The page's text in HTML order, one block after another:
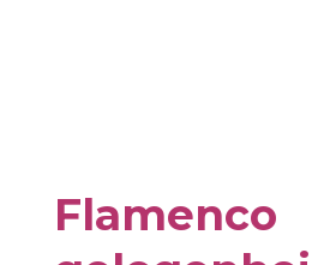
Flamenco